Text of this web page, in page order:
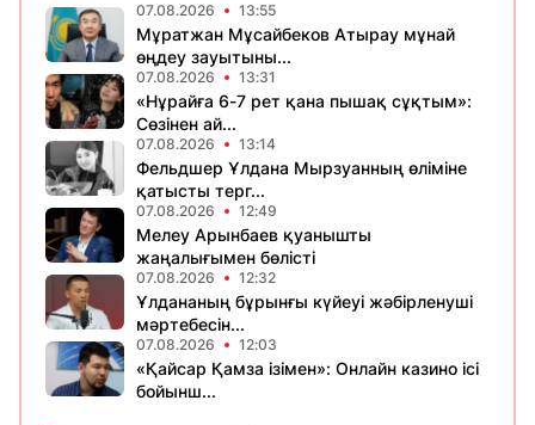
07.08.2026 13:55
Мұратжан Мұсайбеков Атырау мұнай
өңдеу зауытыны...
07.08.2026 13:31
«Нұрайға 6-7 рет қана пышақ сұқтым»:
Сөзінен ай...
07.08.2026 13:14
Фельдшер Ұлдана Мырзуанның өліміне
қатысты терг...
07.08.2026 12:49
Мелеу Арынбаев қуанышты
жаңалығымен бөлісті
07.08.2026 12:32
Ұлдананың бұрынғы күйеуі жәбірленуші
мәртебесін...
07.08.2026 12:03
«Қайсар Қамза ізімен»: Онлайн казино ісі
бойынш...